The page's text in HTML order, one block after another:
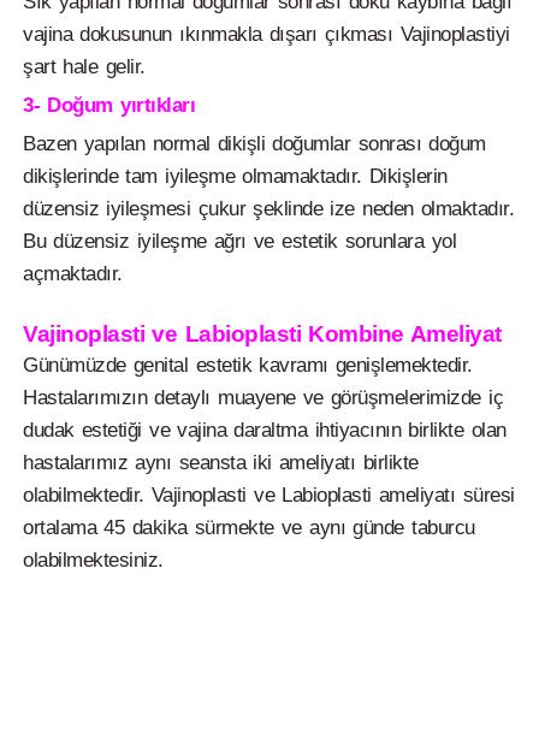
vajina dokusunun ıkınmakla dışarı çıkması Vajinoplastiyi
şart hale gelir.
3- Doğum yırtıkları
Bazen yapılan normal dikişli doğumlar sonrası doğum
dikişlerinde tam iyileşme olmamaktadır. Dikişlerin
düzensiz iyileşmesi çukur şeklinde ize neden olmaktadır.
Bu düzensiz iyileşme ağrı ve estetik sorunlara yol
açmaktadır.
Vajinoplasti ve Labioplasti Kombine Ameliyat
Günümüzde genital estetik kavramı genişlemektedir.
Hastalarımızın detaylı muayene ve görüşmelerimizde iç
dudak estetiği ve vajina daraltma ihtiyacının birlikte olan
hastalarımız aynı seansta iki ameliyatı birlikte
olabilmektedir. Vajinoplasti ve Labioplasti ameliyatı süresi
ortalama 45 dakika sürmekte ve aynı günde taburcu
olabilmektesiniz.